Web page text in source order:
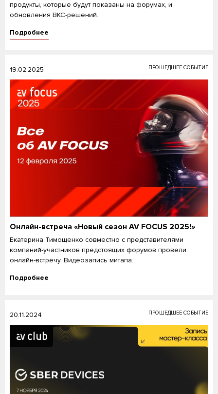
продукты, которые будут показаны на форумах, и
обновления ВКС-решений.
Подробнее
19.02.2025 ПРОШЕДШЕЕ СОБЫТИЕ
Онлайн-встреча «Новый сезон AV FOCUS 2025!»
Екатерина Тимощенко совместно с представителями
компаний-участников предстоящих форумов провели
онлайн-встречу. Видеозапись митапа.
Подробнее
20.11.2024 ПРОШЕДШЕЕ СОБЫТИЕ